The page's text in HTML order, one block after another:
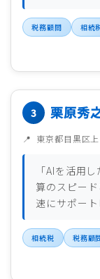
税務顧問 相続
栗原秀
東京都目黒区
「AIを活用
算のスピー
速にサポート
相続税 税務顧